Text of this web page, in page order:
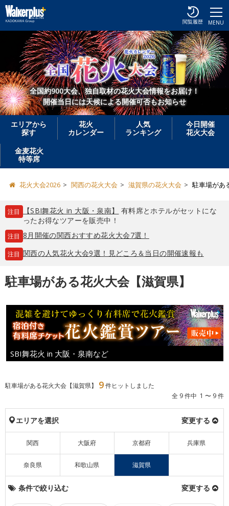
MENU
閲覧履歴
全国約900大会、独自取材の花火大会情報をお届け！
開催当日には天候による開催可否もお知らせ
エリアから
探す
花火
カレンダー
人気
ランキング
今日開催
花火大会
金麦花火
特等席
花火大会2026 関西の花火大会 滋賀県の花火大会 駐車場があ
注目 【SBI舞花火 in 大阪・泉南】
有料席とホテルがセットにな
ったお得なツアーを販売中！
注目 8月開催の関西おすすめ花火大会7選！
注目 関西の人気花火大会9選！見どころ＆当日の開催速報も
駐車場がある花火大会【滋賀県】
SBI舞花火 in 大阪・泉南など
駐車場がある花火大会【滋賀県】 9件ヒットしました
全 9 件中 1 〜 9 件
エリアを選択 変更する
関西 大阪府 京都府 兵庫県
奈良県 和歌山県 滋賀県
条件で絞り込む 変更する